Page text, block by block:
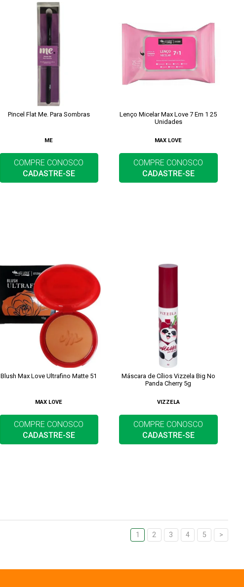
Pincel Flat Me. Para Sombras
ME
COMPRE CONOSCO
CADASTRE-SE
Lenço Micelar Max Love 7 Em 1 25
Unidades
MAX LOVE
COMPRE CONOSCO
CADASTRE-SE
Blush Max Love Ultrafino Matte 51
MAX LOVE
COMPRE CONOSCO
CADASTRE-SE
Máscara de Cílios Vizzela Big No
Panda Cherry 5g
VIZZELA
COMPRE CONOSCO
CADASTRE-SE
1 2 3 4 5 >